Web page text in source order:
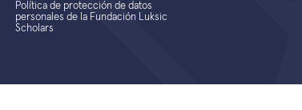
Política de protección de datos
personales de la Fundación Luksic
Scholars